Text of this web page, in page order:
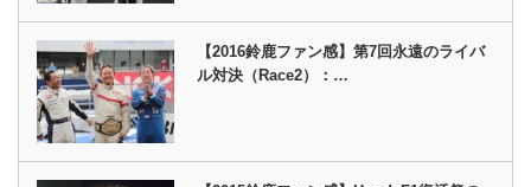
【2016鈴鹿ファン感】第7回永遠のライバ
ル対決（Race2）：…